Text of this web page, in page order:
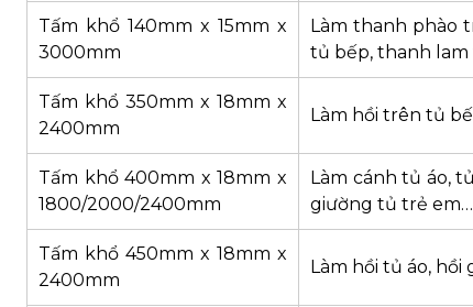
Tấm khổ 140mm x 15mm x
3000mm
Làm thanh phào
tủ bếp, thanh
Tấm khổ 350mm x 18mm x
2400mm
Làm hồi trên tủ
Tấm khổ 400mm x 18mm x
1800/2000/2400mm
Làm cánh tủ áo,
giường tủ trẻ em…
Tấm khổ 450mm x 18mm x
2400mm
Làm hồi tủ áo,